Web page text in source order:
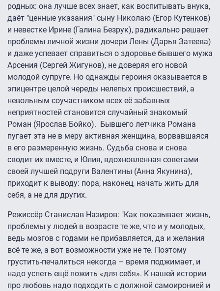
родных: она лучше всех знает, как воспитывать внука,
даёт "ценные указания" сыну Николаю (Егор Кутенков)
и невестке Ирине (Галина Безрук), радикально решает
проблемы личной жизни дочери Лены (Дарья Затеева)
и даже успевает справиться о здоровье бывшего мужа
Арсения (Сергей Жигунов), не доверяя его новой
молодой супруге. Но однажды героиня оказывается в
эпицентре целой череды нелепых происшествий, а
невольным соучастником всех её забавных
неприятностей становится случайный знакомый
Роман (Ярослав Бойко). Бывшего летчика Романа
пугает эта не в меру активная женщина, ворвавшаяся
в его размеренную жизнь. Судьба снова и снова
сводит их вместе, и Юлия, вдохновленная советами
своей лучшей подруги Валентины (Анна Якунина),
приходит к выводу: пора, наконец, начать жить для
себя, а не для других.
Режиссёр Станислав Назиров: "Как показывает жизнь,
проблемы у людей в возрасте те же, что и у молодых,
ведь мозгов с годами не прибавляется, да и желания
всё те же, а вот возможности уже не те. Поэтому
грустить-печалиться некогда – время поджимает, и
надо успеть ещё пожить «для себя». К нашей истории
про любовь надо подходить с должной самоиронией и